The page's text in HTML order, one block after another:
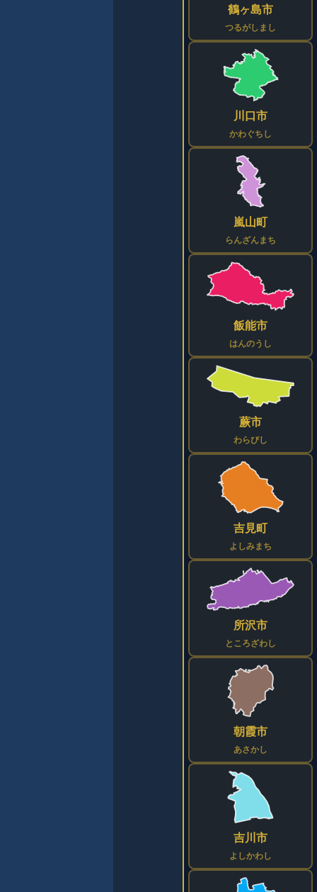
鶴ヶ島市
つるがしまし
川口市
かわぐちし
嵐山町
らんざんまち
飯能市
はんのうし
蕨市
わらびし
吉見町
よしみまち
所沢市
ところざわし
朝霞市
あさかし
吉川市
よしかわし